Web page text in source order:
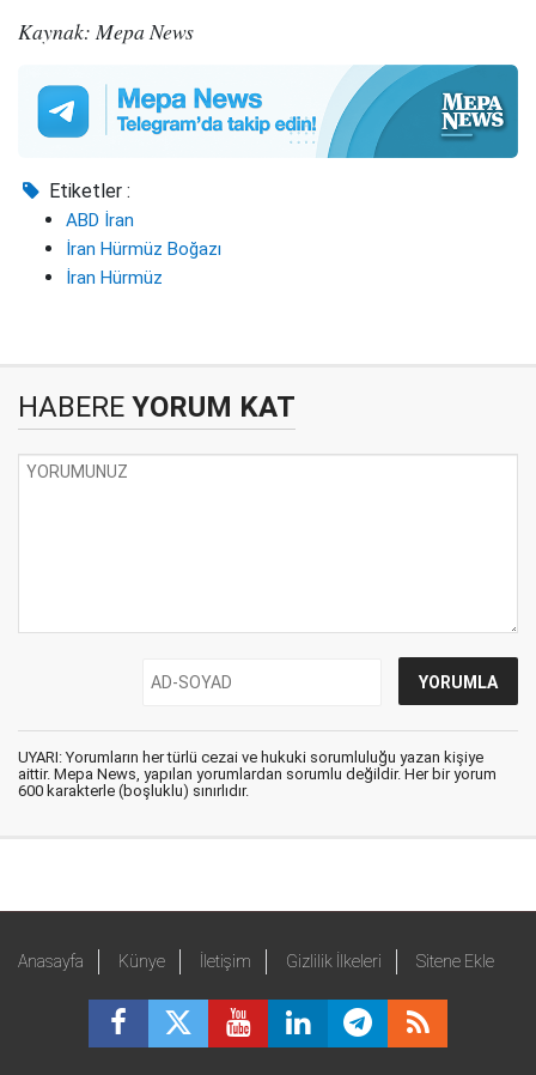
Kaynak: Mepa News
Etiketler :
ABD İran
İran Hürmüz Boğazı
İran Hürmüz
HABERE YORUM KAT
UYARI: Yorumların her türlü cezai ve hukuki sorumluluğu yazan kişiye
aittir. Mepa News, yapılan yorumlardan sorumlu değildir. Her bir yorum
600 karakterle (boşluklu) sınırlıdır.
Anasayfa Künye İletişim Gizlilik İlkeleri Sitene Ekle